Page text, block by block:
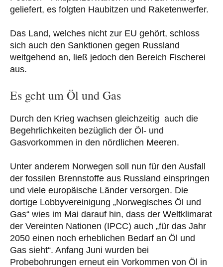
geliefert, es folgten Haubitzen und Raketenwerfer.
Das Land, welches nicht zur EU gehört, schloss
sich auch den Sanktionen gegen Russland
weitgehend an, ließ jedoch den Bereich Fischerei
aus.
Es geht um Öl und Gas
Durch den Krieg wachsen gleichzeitig auch die
Begehrlichkeiten bezüglich der Öl- und
Gasvorkommen in den nördlichen Meeren.
Unter anderem Norwegen soll nun für den Ausfall
der fossilen Brennstoffe aus Russland einspringen
und viele europäische Länder versorgen. Die
dortige Lobbyvereinigung „Norwegisches Öl und
Gas“ wies im Mai darauf hin, dass der Weltklimarat
der Vereinten Nationen (IPCC) auch „für das Jahr
2050 einen noch erheblichen Bedarf an Öl und
Gas sieht“. Anfang Juni wurden bei
Probebohrungen erneut ein Vorkommen von Öl in